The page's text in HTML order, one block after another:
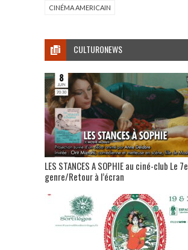
CINÉMA AMERICAIN
CULTURONEWS
LES STANCES A SOPHIE au ciné-club Le 7e
genre/Retour à l’écran